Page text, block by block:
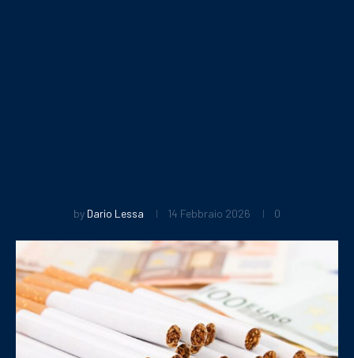
by Dario Lessa 14 Febbraio 2026 0